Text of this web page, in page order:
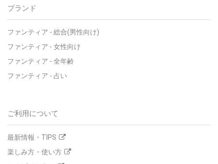
ブランド
ファンティア - 総合(男性向け)
ファンティア - 女性向け
ファンティア - 全年齢
ファンティア - 占い
ご利用について
最新情報・TIPS
楽しみ方・使い方